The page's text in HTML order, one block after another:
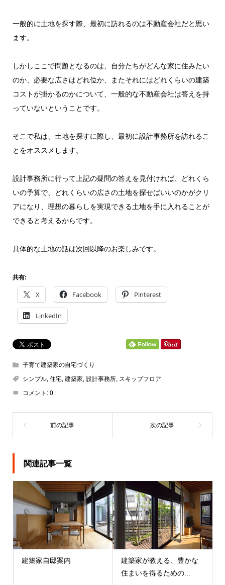
一般的に土地を探す際、最初に訪れるのは不動産会社だと思い
ます。
しかしここで問題となるのは、自分たちがどんな家に住みたい
のか、必要な広さはどれ位か、またそれにはどれくらいの建築
コストが掛かるのかについて、一般的な不動産会社は答えを持
っていないということです。
そこで私は、土地を探すに際し、最初に設計事務所を訪れるこ
とをオススメします。
設計事務所に行って上記の疑問の答えを見付ければ、どれくら
いの予算で、どれくらいの広さの土地を探せばいいのかがクリ
アになり、理想の暮らしを実現できる土地を手に入れることが
できると考えるからです。
具体的な土地の話は次回以降のお楽しみです。
共有:
X Facebook Pinterest
LinkedIn
子育て建築家の自宅づくり
シンプル, 住宅, 建築家, 設計事務所, スキップフロア
コメント: 0
関連記事一覧
建築家自邸案内
建築家が教える、豊かな
住まいを得るための...